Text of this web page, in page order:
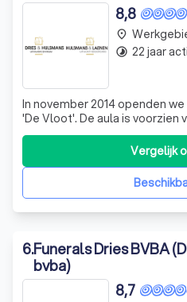
8,8
In november 2014 openden
'De Vloot'. De aula is voorzien
uitvaartplechtigheden. De
maakt de eigen inbreng van
ruime parking voorzien en er is
aanbieden van een koff
Vergelijk
place
timelapse 22 jaar
6.Funerals Dries BVBA
bvba)
8,7